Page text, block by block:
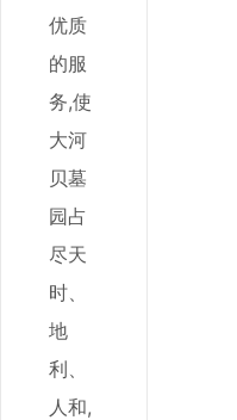
优质
的服
务,使
大河
贝墓
园占
尽天
时、
地
利、
人和,